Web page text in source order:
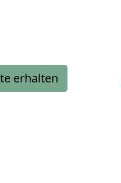
erhalten